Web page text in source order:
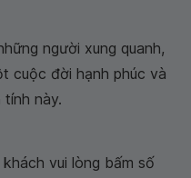
người xung quanh,
cuộc đời hạnh phúc và
này.
vui lòng bấm số